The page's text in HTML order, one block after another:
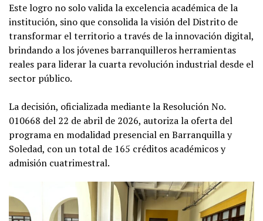
Este logro no solo valida la excelencia académica de la
institución, sino que consolida la visión del Distrito de
transformar el territorio a través de la innovación digital,
brindando a los jóvenes barranquilleros herramientas
reales para liderar la cuarta revolución industrial desde el
sector público.
La decisión, oficializada mediante la Resolución No.
010668 del 22 de abril de 2026, autoriza la oferta del
programa en modalidad presencial en Barranquilla y
Soledad, con un total de 165 créditos académicos y
admisión cuatrimestral.